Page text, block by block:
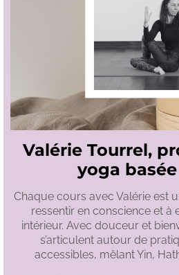
Valérie Tourrel,
yoga
Chaque cours avec Valérie est
ressentir en conscience et à
intérieur. Avec douceur et
s’articulent autour de
accessibles, mêlant Yin,